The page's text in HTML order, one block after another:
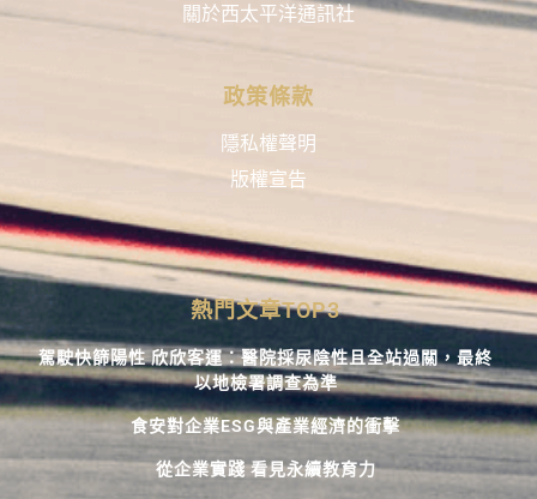
關於西太平洋通訊社
政策條款
隱私權聲明
版權宣告
熱門文章TOP3
駕駛快篩陽性 欣欣客運：醫院採尿陰性且全站過關，最終
以地檢署調查為準
食安對企業ESG與產業經濟的衝擊
從企業實踐 看見永續教育力